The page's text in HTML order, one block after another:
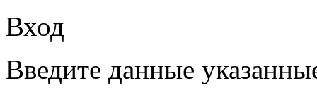
Вход
Введите данные